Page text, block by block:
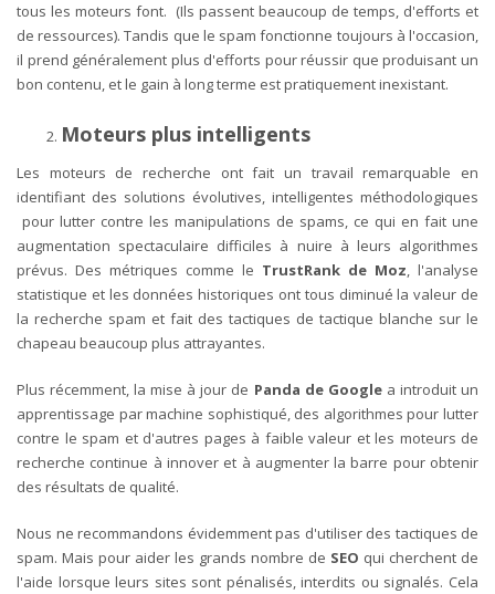
tous les moteurs font. (Ils passent beaucoup de temps, d'efforts et
de ressources). Tandis que le spam fonctionne toujours à l'occasion,
il prend généralement plus d'efforts pour réussir que produisant un
bon contenu, et le gain à long terme est pratiquement inexistant.
Moteurs plus intelligents
Les moteurs de recherche ont fait un travail remarquable en
identifiant des solutions évolutives, intelligentes méthodologiques
pour lutter contre les manipulations de spams, ce qui en fait une
augmentation spectaculaire difficiles à nuire à leurs algorithmes
prévus. Des métriques comme le TrustRank de Moz, l'analyse
statistique et les données historiques ont tous diminué la valeur de
la recherche spam et fait des tactiques de tactique blanche sur le
chapeau beaucoup plus attrayantes.
Plus récemment, la mise à jour de Panda de Googlea introduit un
apprentissage par machine sophistiqué, des algorithmes pour lutter
contre le spam et d'autres pages à faible valeur et les moteurs de
recherche continue à innover et à augmenter la barre pour obtenir
des résultats de qualité.
Nous ne recommandons évidemment pas d'utiliser des tactiques de
spam. Mais pour aider les grands nombre de SEO qui cherchent de
l'aide lorsque leurs sites sont pénalisés, interdits ou signalés. Cela